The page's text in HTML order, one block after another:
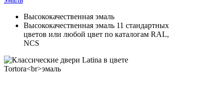
Высококачественная эмаль
Высококачественная эмаль 11 стандартных
цветов или любой цвет по каталогам RAL,
NCS